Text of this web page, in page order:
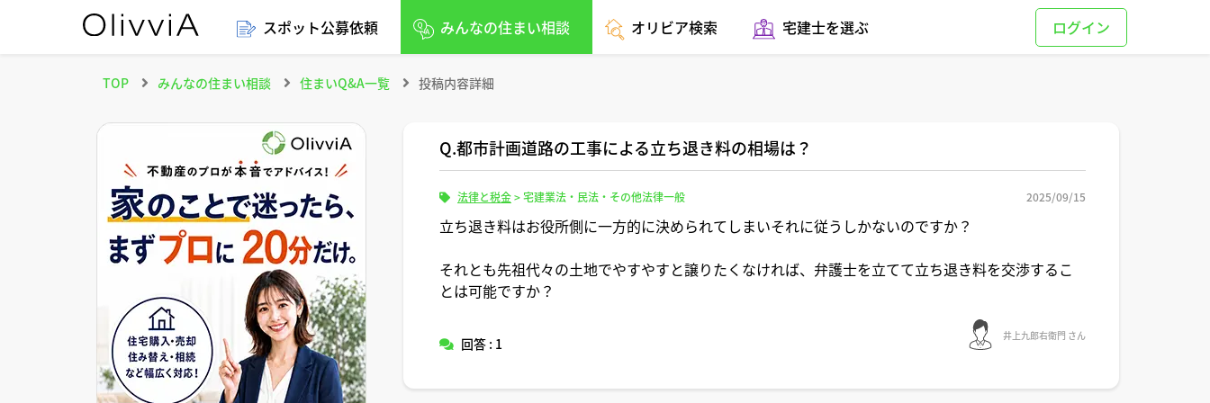
スポット公募依頼 みんなの住まい相談 オリビア検索 宅建士を選ぶ
TOP みんなの住まい相談 住まいQ&A一覧 投稿内容詳細
Q.都市計画道路の工事による立ち退き料の相場は？
法律と税金>宅建業法・民法・その他法律一般 2025/09/15
立ち退き料はお役所側に一方的に決められてしまいそれに従うしかないのですか？
それとも先祖代々の土地でやすやすと譲りたくなければ、弁護士を立てて立ち退き料を交渉するこ
とは可能ですか？
回答 : 1 井上九郎右衛門 さん